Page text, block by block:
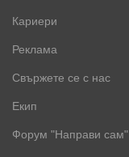
Кариери
Реклама
Свържете се с нас
Екип
Форум "Направи сам"